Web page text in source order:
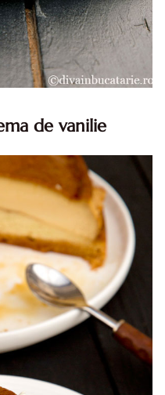
de vanilie
crema vanilie. Reteta